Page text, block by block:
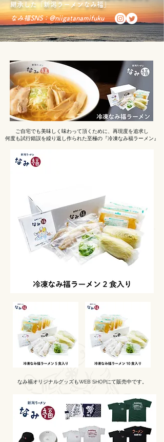
継承した「新潟ラーメンなみ福」
なみ福SNS：@niigatanamifuku
ご自宅でも美味しく味わって頂くために、再現度を追求し
何度も試行錯誤を繰り返し作られた至極の『冷凍なみ福ラーメン』
なみ福オリジナルグッズも​WEB SHOPにて販売中です。